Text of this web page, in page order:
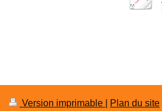
Version imprimable
Plan du site